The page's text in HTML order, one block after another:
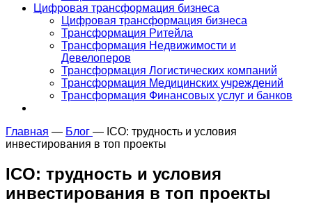
Цифровая трансформация бизнеса
Цифровая трансформация бизнеса
Трансформация Ритейла
Трансформация Недвижимости и
Девелоперов
Трансформация Логистических компаний
Трансформация Медицинских учреждений
Трансформация Финансовых услуг и банков
Главная — Блог — ICO: трудность и условия
инвестирования в топ проекты
ICO: трудность и условия
инвестирования в топ проекты